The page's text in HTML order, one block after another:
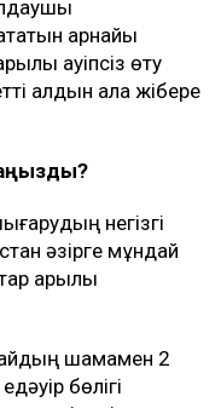
арнайы
қауіпсіз өту
алдын ала жібере
негізгі
әзірге мұндай
арқылы
шамамен 2
бөлігі